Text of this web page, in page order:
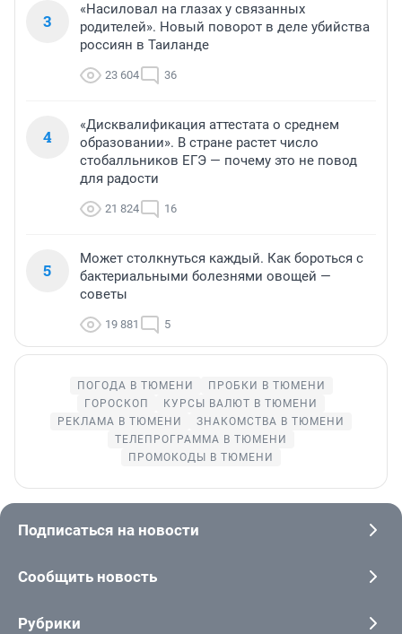
3
«Насиловал на глазах у связанных
родителей». Новый поворот в деле убийства
россиян в Таиланде
23 604 36
4
«Дисквалификация аттестата о среднем
образовании». В стране растет число
стобалльников ЕГЭ — почему это не повод
для радости
21 824 16
5
Может столкнуться каждый. Как бороться с
бактериальными болезнями овощей —
советы
19 881 5
ПОГОДА В ТЮМЕНИ
ПРОБКИ В ТЮМЕНИ
ГОРОСКОП
КУРСЫ ВАЛЮТ В ТЮМЕНИ
РЕКЛАМА В ТЮМЕНИ
ЗНАКОМСТВА В ТЮМЕНИ
ТЕЛЕПРОГРАММА В ТЮМЕНИ
ПРОМОКОДЫ В ТЮМЕНИ
Подписаться на новости
Сообщить новость
Рубрики